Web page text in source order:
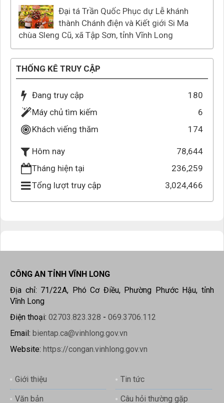
Đại tá Trần Quốc Phục dự Lễ khánh
thành Chánh điện và Kiết giới Si Ma
chùa Sleng Cũ, xã Tập Sơn, tỉnh Vĩnh Long
THỐNG KÊ TRUY CẬP
Đang truy cập
180
Máy chủ tìm kiếm
6
Khách viếng thăm
174
Hôm nay
78,644
Tháng hiện tại
236,259
Tổng lượt truy cập
3,024,466
CÔNG AN TỈNH VĨNH LONG
Địa chỉ: 71/22A, Phó Cơ Điều, Phường Phước Hậu, tỉnh
Vĩnh Long
Điện thoại: 02703.823.328 - 069.3706.112
Email: bientap.ca@vinhlong.gov.vn
Website: https://congan.vinhlong.gov.vn
Giới thiệu Tin tức
Văn bản Câu hỏi thường gặp